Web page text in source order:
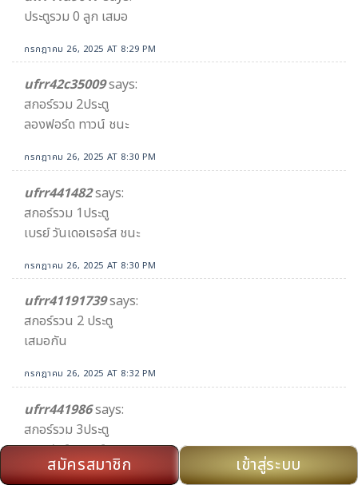
ประตูรวม 0 ลูก เสมอ
กรกฎาคม 26, 2025 AT 8:29 PM
ufrr42c35009says:
สกอร์รวม 2ประตู
ลองฟอร์ด ทาวน์ ชนะ
กรกฎาคม 26, 2025 AT 8:30 PM
ufrr441482says:
สกอร์รวม 1ประตู
เบรย์ วันเดอเรอร์ส ชนะ
กรกฎาคม 26, 2025 AT 8:30 PM
ufrr41191739says:
สกอร์รวน 2 ประตู
เสมอกัน
กรกฎาคม 26, 2025 AT 8:32 PM
ufrr441986says:
สกอร์รวม 3ประตู
ลองฟอร์ด ทาวน์ ชนะ
กรกฎาคม 26, 2025 AT 8:33 PM
สมัครสมาชิก เข้าสู่ระบบ